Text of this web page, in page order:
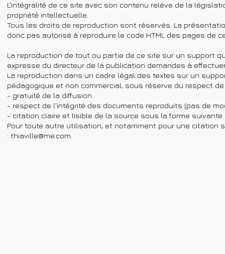
L'intégralité de ce site avec son contenu relève de la
propriété intellectuelle.
Tous les droits de reproduction sont réservés. La
donc pas autorisé à reproduire le code HTML des pages de
La reproduction de tout ou partie de ce site sur un support
expresse du directeur de la publication demandes à
La reproduction dans un cadre légal des textes sur un
pédagogique et non commercial, sous réserve du respect
- gratuité de la diffusion
- respect de l'intégrité des documents reproduits (pas de
- citation claire et lisible de la source sous la forme suivante
Pour toute autre utilisation, et notamment pour une citation
: thiaville@me.com